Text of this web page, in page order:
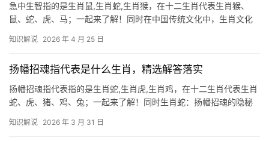
急中生智指的是生肖鼠,生肖蛇,生肖猴，在十二生肖代表生肖猴、
鼠、蛇、虎、马；一起来了解！同时在中国传统文化中，生肖文化
智慧与哲理，我们来解读“急中生智”这一成语背后的生肖寓意，并深
知识解说 2026 年 4 月 25 日
扬幡招魂指代表是什么生肖，精选解答落实
扬幡招魂指代表指的是生肖蛇,生肖虎,生肖鸡，在十二生肖代表生肖
蛇、虎、猪、鸡、兔；一起来了解！同时生肖蛇：扬幡招魂的隐秘
者，蛇性阴柔，能穿梭阴阳，古人认为幡旗摇动时，蛇可引亡魂归
知识解说 2026 年 3 月 31 日